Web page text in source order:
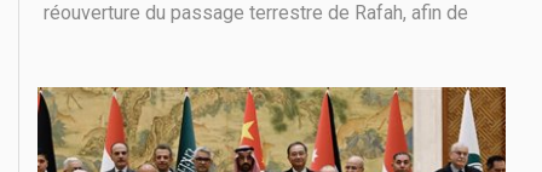
réouverture du passage terrestre de Rafah, afin de
souhaitait initialement un transit unidirectionnel vers